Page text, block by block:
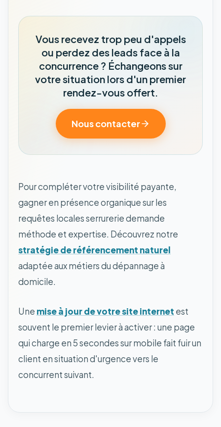
Vous recevez trop peu d'appels
ou perdez des leads face à la
concurrence ? Échangeons sur
votre situation lors d'un premier
rendez-vous offert.
Nous contacter
Pour compléter votre visibilité payante,
gagner en présence organique sur les
requêtes locales serrurerie demande
méthode et expertise. Découvrez notre
stratégie de référencement naturel
adaptée aux métiers du dépannage à
domicile.
Une mise à jour de votre site internet est
souvent le premier levier à activer : une page
qui charge en 5 secondes sur mobile fait fuir un
client en situation d'urgence vers le
concurrent suivant.